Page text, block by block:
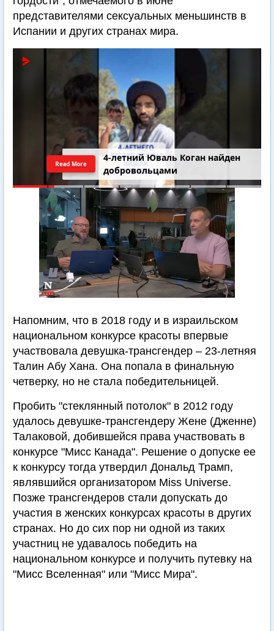
представителями сексуальных меньшинств в
Испании и других странах мира.
4-летний Юваль Коган найден
добровольцами
Read More
Напомним, что в 2018 году и в израильском
национальном конкурсе красоты впервые
участвовала девушка-трансгендер – 23-летняя
Талин Абу Хана. Она попала в финальную
четверку, но не стала победительницей.
Пробить "стеклянный потолок" в 2012 году
удалось девушке-трансгендеру Жене (Дженне)
Талаковой, добившейся права участвовать в
конкурсе "Мисс Канада". Решение о допуске ее
к конкурсу тогда утвердил Дональд Трамп,
являвшийся организатором Miss Universe.
Позже трансгендеров стали допускать до
участия в женских конкурсах красоты в других
странах. Но до сих пор ни одной из таких
участниц не удавалось победить на
национальном конкурсе и получить путевку на
"Мисс Вселенная" или "Мисс Мира".